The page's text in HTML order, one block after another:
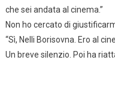
che sei andata al cinema.”
Non ho cercato di
“Sì, Nelli Borisovna. Ero al
Un breve silenzio. Poi ha